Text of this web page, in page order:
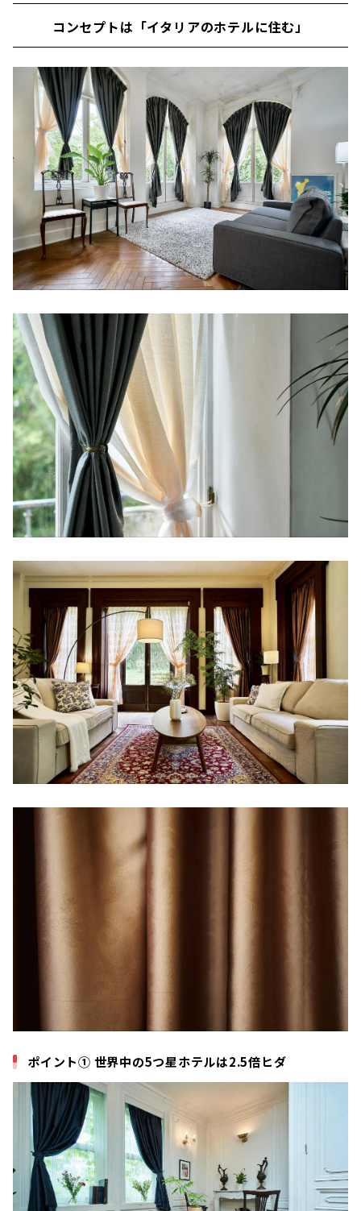
コンセプトは「イタリアのホテルに住む」
ポイント① 世界中の5つ星ホテルは2.5倍ヒダ